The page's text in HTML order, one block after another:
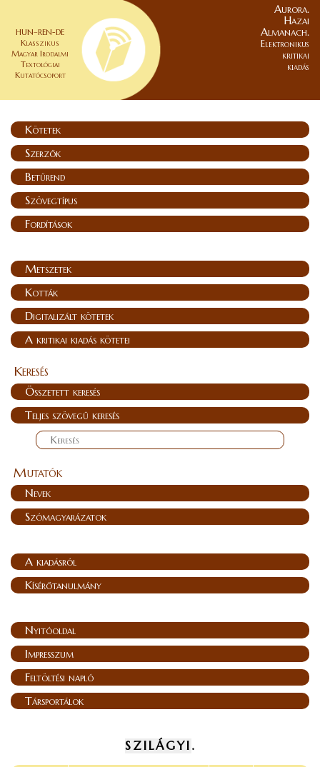
HUN–REN-DE
Klasszikus
Magyar Irodalmi
Textológiai
Kutatócsoport
Aurora.
Hazai
Almanach.
Elektronikus
kritikai
kiadás
Kötetek
Szerzők
Betűrend
Szövegtípus
Fordítások
Metszetek
Kották
Digitalizált kötetek
A kritikai kiadás kötetei
Keresés
Összetett keresés
Teljes szövegű keresés
Mutatók
Nevek
Szómagyarázatok
A kiadásról
Kísérőtanulmány
Nyitóoldal
Impresszum
Feltöltési napló
Társportálok
SZILÁGYI.